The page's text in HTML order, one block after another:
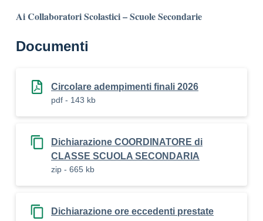
Ai Collaboratori Scolastici – Scuole Secondarie
Documenti
Circolare adempimenti finali 2026
pdf - 143 kb
Dichiarazione COORDINATORE di
CLASSE SCUOLA SECONDARIA
zip - 665 kb
Dichiarazione ore eccedenti prestate